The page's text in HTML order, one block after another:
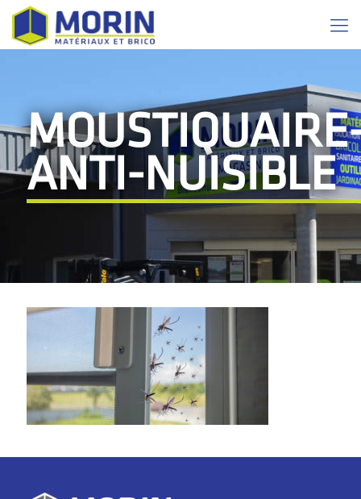
ANTI-NUISIBLE